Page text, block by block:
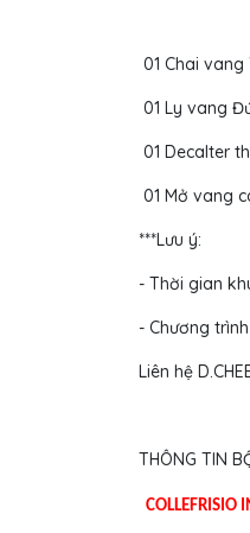
01 Chai vang
01 Ly vang
01 Decalter
01 Mở vang
***Lưu ý:
- Thời gian
- Chương
Liên hệ
THÔNG TIN
COLLEFRISIO